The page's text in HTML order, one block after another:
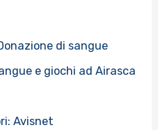
di sangue
e giochi ad Airasca
Avisnet